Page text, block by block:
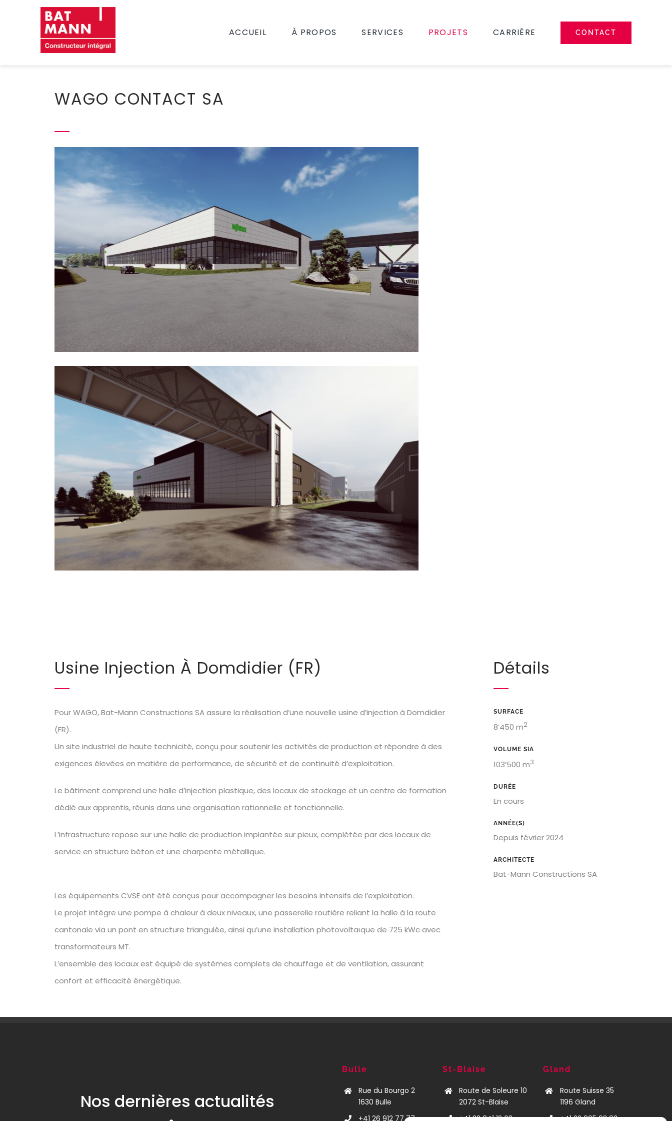
ACCUEIL À PROPOS SERVICES PROJETS CARRIÈRE CONTACT
WAGO CONTACT SA
Usine Injection À Domdidier (FR)
Pour WAGO, Bat-Mann Constructions SA assure la réalisation d’une nouvelle usine d’injection à Domdidier
(FR).
Un site industriel de haute technicité, conçu pour soutenir les activités de production et répondre à des
exigences élevées en matière de performance, de sécurité et de continuité d’exploitation.
Le bâtiment comprend une halle d’injection plastique, des locaux de stockage et un centre de formation
dédié aux apprentis, réunis dans une organisation rationnelle et fonctionnelle.
L’infrastructure repose sur une halle de production implantée sur pieux, complétée par des locaux de
service en structure béton et une charpente métallique.
Les équipements CVSE ont été conçus pour accompagner les besoins intensifs de l’exploitation.
Le projet intègre une pompe à chaleur à deux niveaux, une passerelle routière reliant la halle à la route
cantonale via un pont en structure triangulée, ainsi qu’une installation photovoltaïque de 725 kWc avec
transformateurs MT.
L’ensemble des locaux est équipé de systèmes complets de chauffage et de ventilation, assurant
confort et efficacité énergétique.
Détails
SURFACE
8’450 m2
VOLUME SIA
103’500 m3
DURÉE
En cours
ANNÉE(S)
Depuis février 2024
ARCHITECTE
Bat-Mann Constructions SA
Nos dernières actualités
Bulle
Rue du Bourgo 2
1630 Bulle
+41 26 912 77 77
St-Blaise
Route de Soleure 10
2072St-Blaise
+41 32 841 12 63
Gland
Route Suisse 35
1196 Gland
+41 22 995 93 93